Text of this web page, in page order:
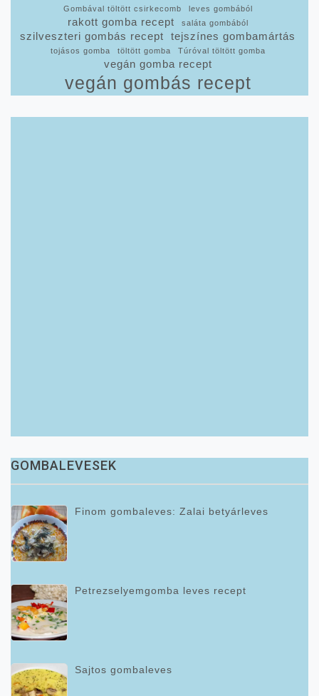
Gombával töltött csirkecomb
leves gombából
rakott gomba recept saláta gombából
szilveszteri gombás recept tejszínes gombamártás
tojásos gomba töltött gomba Túróval töltött gomba
vegán gomba recept
vegán gombás recept
GOMBALEVESEK
Finom gombaleves: Zalai betyárleves
Petrezselyemgomba leves recept
Sajtos gombaleves